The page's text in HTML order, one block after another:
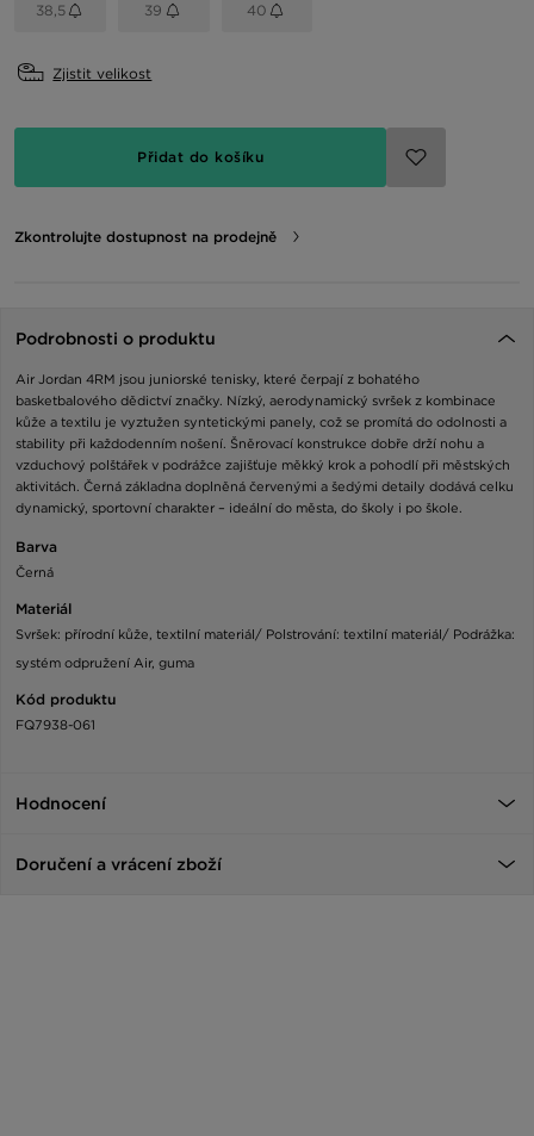
38,5 39 40
Zjistit velikost
Přidat do košíku
Zkontrolujte dostupnost na prodejně
Podrobnosti o produktu
Air Jordan 4RM jsou juniorské tenisky, které čerpají z bohatého
basketbalového dědictví značky. Nízký, aerodynamický svršek z kombinace
kůže a textilu je vyztužen syntetickými panely, což se promítá do odolnosti a
stability při každodenním nošení. Šněrovací konstrukce dobře drží nohu a
vzduchový polštářek v podrážce zajišťuje měkký krok a pohodlí při městských
aktivitách. Černá základna doplněná červenými a šedými detaily dodává celku
dynamický, sportovní charakter – ideální do města, do školy i po škole.
Barva
Černá
Materiál
Svršek: přírodní kůže, textilní materiál/ Polstrování: textilní materiál/ Podrážka:
systém odpružení Air, guma
Kód produktu
FQ7938-061
Hodnocení
Doručení a vrácení zboží